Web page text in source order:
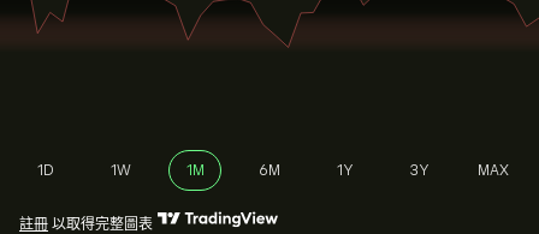
1D 1W 1M 6M 1Y 3Y MAX
註冊 以取得完整圖表